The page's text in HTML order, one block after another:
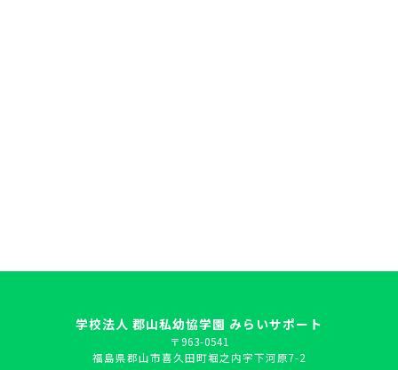
学校法人 郡山私幼協学園 みらいサポート
〒963-0541
福島県郡山市喜久田町堀之内字下河原7-2